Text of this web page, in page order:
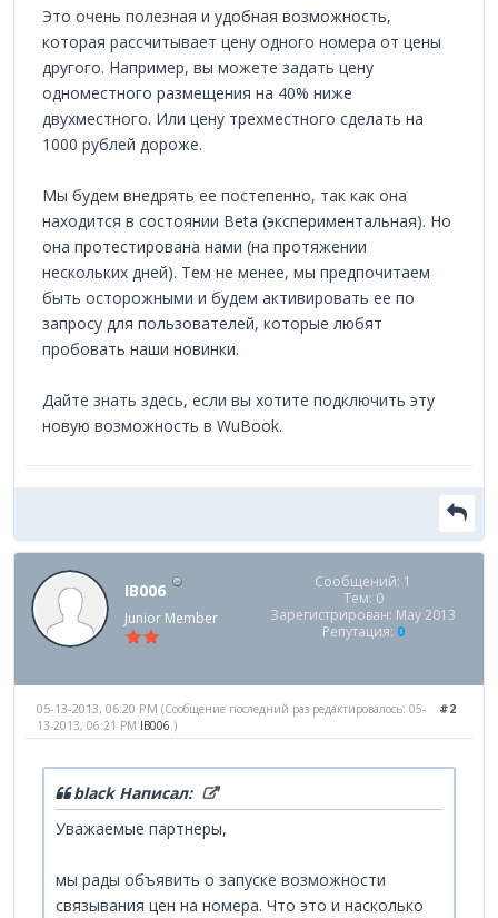
Это очень полезная и удобная возможность,
которая рассчитывает цену одного номера от цены
другого. Например, вы можете задать цену
одноместного размещения на 40% ниже
двухместного. Или цену трехместного сделать на
1000 рублей дороже.
Мы будем внедрять ее постепенно, так как она
находится в состоянии Beta (экспериментальная). Но
она протестирована нами (на протяжении
нескольких дней). Тем не менее, мы предпочитаем
быть осторожными и будем активировать ее по
запросу для пользователей, которые любят
пробовать наши новинки.
Дайте знать здесь, если вы хотите подключить эту
новую возможность в WuBook.
IB006
Junior Member
Сообщений: 1
Тем: 0
Зарегистрирован: May 2013
Репутация: 0
#2
05-13-2013, 06:20 PM (Сообщение последний раз редактировалось: 05-
13-2013, 06:21 PM IB006 .)
black Написал:
Уважаемые партнеры,
мы рады объявить о запуске возможности
связывания цен на номера. Что это и насколько